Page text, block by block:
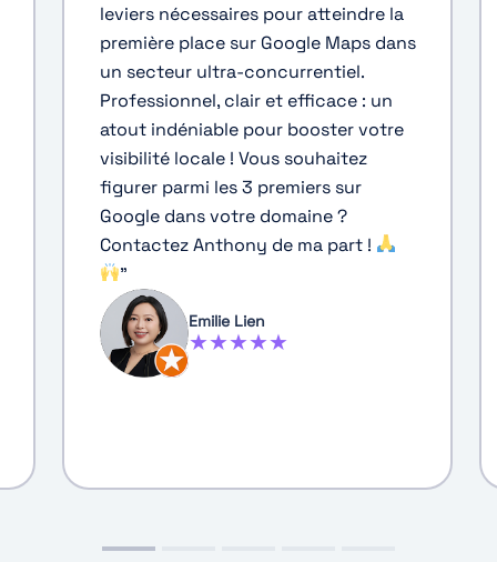
leviers nécessaires pour atteindre la
première place sur Google Maps dans
un secteur ultra-concurrentiel.
Professionnel, clair et efficace : un
atout indéniable pour booster votre
visibilité locale ! Vous souhaitez
figurer parmi les 3 premiers sur
Google dans votre domaine ?
Contactez Anthony de ma part !
"
Emilie Lien
★★★★★